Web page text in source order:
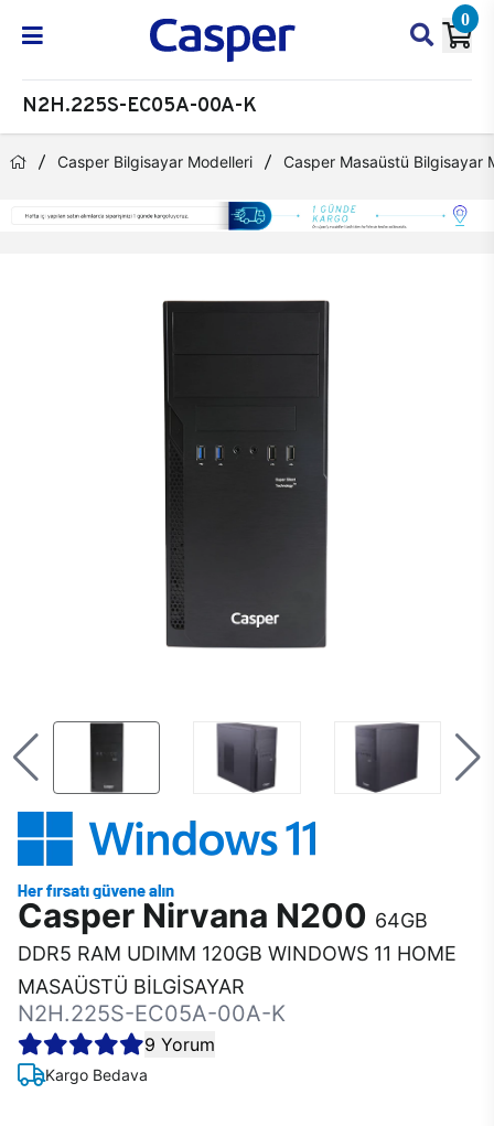
0
N2H.225S-EC05A-00A-K
Casper Bilgisayar Modelleri Casper Masaüstü Bilgisayar
Casper Nirvana N200 64GB
DDR5 RAM UDIMM 120GB WINDOWS 11 HOME
MASAÜSTÜ BİLGİSAYAR
N2H.225S-EC05A-00A-K
9 Yorum
Kargo Bedava